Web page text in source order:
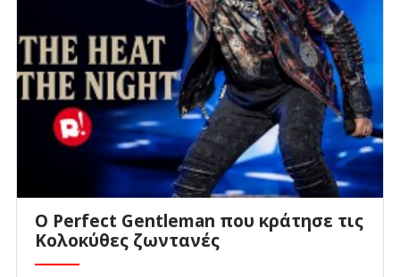
Ο Perfect Gentleman που κράτησε τις
Κολοκύθες ζωντανές